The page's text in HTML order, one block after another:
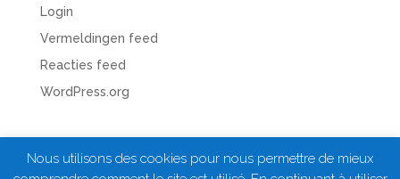
Login
Vermeldingen feed
Reacties feed
WordPress.org
Nous utilisons des cookies pour nous permettre de mieux